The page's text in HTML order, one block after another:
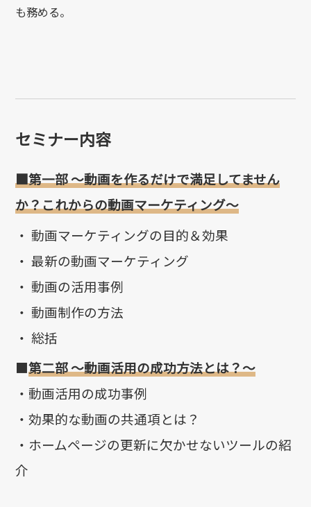
も務める。
セミナー内容
■第一部 ～動画を作るだけで満足してません
か？これからの動画マーケティング～
・ 動画マーケティングの目的＆効果
・ 最新の動画マーケティング
・ 動画の活用事例
・ 動画制作の方法
・ 総括
■第二部 ～動画活用の成功方法とは？～
・動画活用の成功事例
・効果的な動画の共通項とは？
・ホームページの更新に欠かせないツールの紹
介